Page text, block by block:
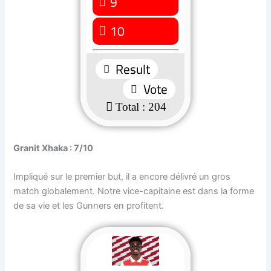
10
1 ( 0.49 % )
: 204
Granit Xhaka : 7/10
Impliqué sur le premier but, il a encore délivré un gros
match globalement. Notre vice-capitaine est dans la forme
de sa vie et les Gunners en profitent.